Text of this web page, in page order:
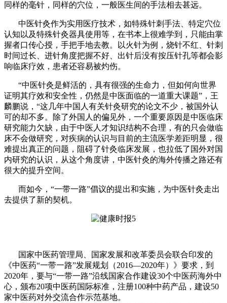
同样的毫针，同样的穴位，一般医生间的手法相去甚远。
中医针灸作为实用医疗技术，如特殊针刺手法、特定穴位
认知以及特殊针灸器具使用等，在书本上很难学到，只能由掌
握者口传心授，手把手地去教。以火针为例，烧针不红、针刺
时间过长、进针角度把握不好、出针后没有按压针孔等都会影
响临床疗效，患者还容易被灼伤。
“中医针灸是鲜活的，具有很强的生命力，但如何向世界
证明其疗效和安全性，仍然是中医面临的一道重大课题”，王
麟鹏说，“这几年中国人有关针灸研究的论文不少，被国外认
可的却不多。除了外国人的偏见外，一个重要原因是中医临床
研究能力欠缺，由于中医人才知识结构不合理，有的只会做临
床不会做研究，对疾病的认识与目前的主流医学差距明显，很
难提出真正的问题，阻碍了针灸临床发展，也拉低了国外对国
内研究的认识，从这个角度讲，中医针灸的海外传播之路还有
很大的提升空间。
而如今，“一带一路”倡议的提出和实施，为中医针灸走出
去提供了新的契机。
国家中医药管理局、国家发展和改革委员会联合印发的
《中医药“一带一路”发展规划（2016—2020年）》要求，到
2020年，要与“一带一路”沿线国家合作建设30个中医药海外中
心，颁布20项中医药国际标准，注册100种中药产品，建设50
家中医药对外交流合作示范基地。